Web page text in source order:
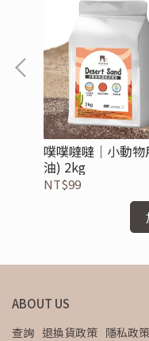
噗噗噠噠｜小動
油) 2kg
NT$99
ABOUT US
查詢 退換貨政策 隱私政策